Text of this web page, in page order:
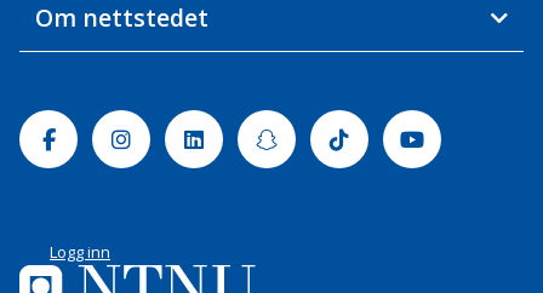
Om nettstedet
FacebookInstagramLinkedinSnapchatTiktok Youtube
Logg inn